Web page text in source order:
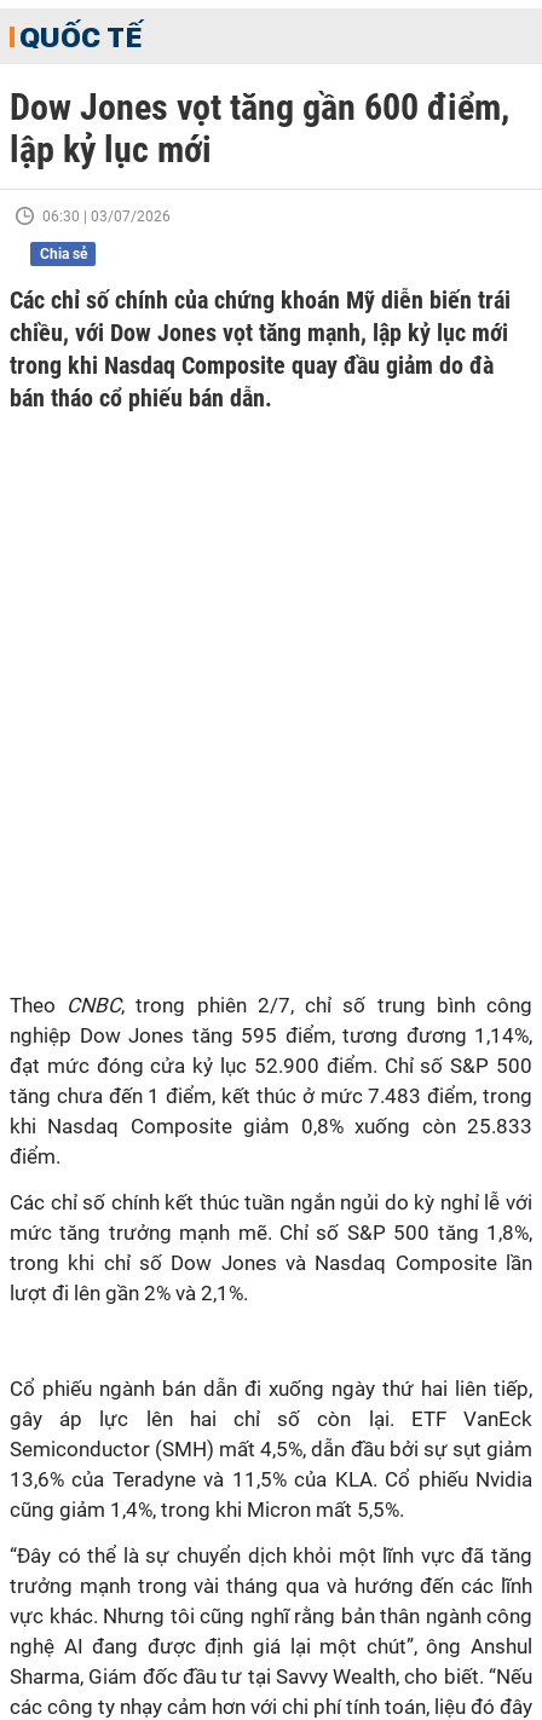
QUỐC TẾ
Dow Jones vọt tăng gần 600 điểm,
lập kỷ lục mới
06:30 | 03/07/2026
Chia sẻ
Các chỉ số chính của chứng khoán Mỹ diễn biến trái
chiều, với Dow Jones vọt tăng mạnh, lập kỷ lục mới
trong khi Nasdaq Composite quay đầu giảm do đà
bán tháo cổ phiếu bán dẫn.
Theo CNBC, trong phiên 2/7, chỉ số trung bình công
nghiệp Dow Jones tăng 595 điểm, tương đương 1,14%,
đạt mức đóng cửa kỷ lục 52.900 điểm. Chỉ số S&P 500
tăng chưa đến 1 điểm, kết thúc ở mức 7.483 điểm, trong
khi Nasdaq Composite giảm 0,8% xuống còn 25.833
điểm.
Các chỉ số chính kết thúc tuần ngắn ngủi do kỳ nghỉ lễ với
mức tăng trưởng mạnh mẽ. Chỉ số S&P 500 tăng 1,8%,
trong khi chỉ số Dow Jones và Nasdaq Composite lần
lượt đi lên gần 2% và 2,1%.
Cổ phiếu ngành bán dẫn đi xuống ngày thứ hai liên tiếp,
gây áp lực lên hai chỉ số còn lại. ETF VanEck
Semiconductor (SMH) mất 4,5%, dẫn đầu bởi sự sụt giảm
13,6% của Teradyne và 11,5% của KLA. Cổ phiếu Nvidia
cũng giảm 1,4%, trong khi Micron mất 5,5%.
“Đây có thể là sự chuyển dịch khỏi một lĩnh vực đã tăng
trưởng mạnh trong vài tháng qua và hướng đến các lĩnh
vực khác. Nhưng tôi cũng nghĩ rằng bản thân ngành công
nghệ AI đang được định giá lại một chút”, ông Anshul
Sharma, Giám đốc đầu tư tại Savvy Wealth, cho biết. “Nếu
các công ty nhạy cảm hơn với chi phí tính toán, liệu đó đây